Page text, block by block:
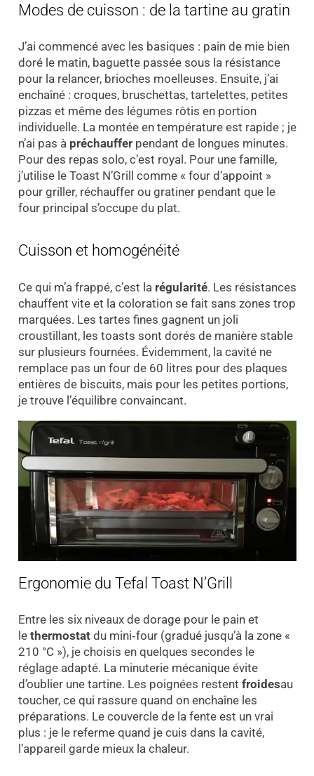
Modes de cuisson : de la tartine au gratin
J’ai commencé avec les basiques : pain de mie bien
doré le matin, baguette passée sous la résistance
pour la relancer, brioches moelleuses. Ensuite, j’ai
enchaîné : croques, bruschettas, tartelettes, petites
pizzas et même des légumes rôtis en portion
individuelle. La montée en température est rapide ; je
n’ai pas à préchaufferpendant de longues minutes.
Pour des repas solo, c’est royal. Pour une famille,
j’utilise le Toast N’Grill comme « four d’appoint »
pour griller, réchauffer ou gratiner pendant que le
four principal s’occupe du plat.
Cuisson et homogénéité
Ce qui m’a frappé, c’est la régularité. Les résistances
chauffent vite et la coloration se fait sans zones trop
marquées. Les tartes fines gagnent un joli
croustillant, les toasts sont dorés de manière stable
sur plusieurs fournées. Évidemment, la cavité ne
remplace pas un four de 60 litres pour des plaques
entières de biscuits, mais pour les petites portions,
je trouve l’équilibre convaincant.
Ergonomie du Tefal Toast N’Grill
Entre les six niveaux de dorage pour le pain et
le thermostatdu mini‑four (gradué jusqu’à la zone «
210 °C »), je choisis en quelques secondes le
réglage adapté. La minuterie mécanique évite
d’oublier une tartine. Les poignées restent froidesau
toucher, ce qui rassure quand on enchaîne les
préparations. Le couvercle de la fente est un vrai
plus : je le referme quand je cuis dans la cavité,
l’appareil garde mieux la chaleur.